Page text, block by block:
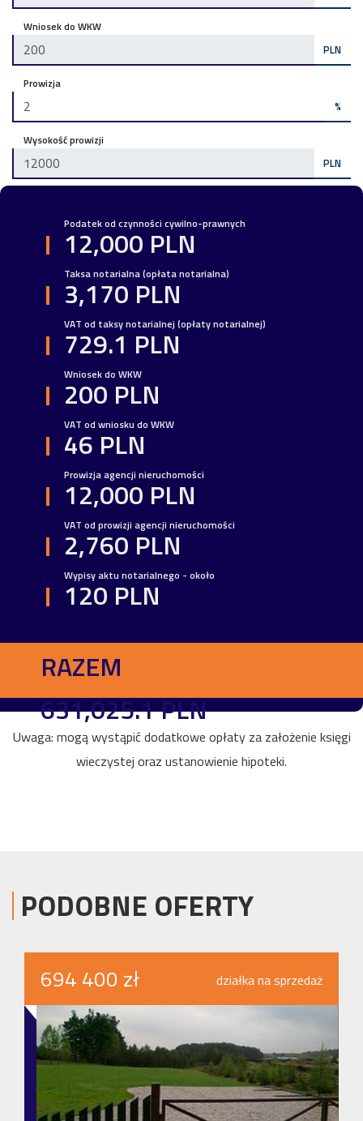
Wniosek do WKW
PLN
Prowizja
%
Wysokość prowizji
PLN
Podatek od czynności cywilno-prawnych
12,000 PLN
Taksa notarialna (opłata notarialna)
3,170 PLN
VAT od taksy notarialnej (opłaty notarialnej)
729.1 PLN
Wniosek do WKW
200 PLN
VAT od wniosku do WKW
46 PLN
Prowizja agencji nieruchomości
12,000 PLN
VAT od prowizji agencji nieruchomości
2,760 PLN
Wypisy aktu notarialnego - około
120 PLN
RAZEM
631,025.1 PLN
Uwaga: mogą wystąpić dodatkowe opłaty za założenie księgi
wieczystej oraz ustanowienie hipoteki.
PODOBNE OFERTY
694 400 zł działka na sprzedaż